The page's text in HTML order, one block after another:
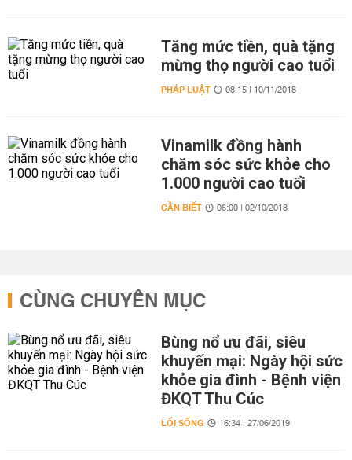
Tăng mức tiền, quà tặng
mừng thọ người cao tuổi
PHÁP LUẬT 08:15 | 10/11/2018
Vinamilk đồng hành
chăm sóc sức khỏe cho
1.000 người cao tuổi
CẦN BIẾT 06:00 | 02/10/2018
CÙNG CHUYÊN MỤC
Bùng nổ ưu đãi, siêu
khuyến mại: Ngày hội sức
khỏe gia đình - Bệnh viện
ĐKQT Thu Cúc
LỐI SỐNG 16:34 | 27/06/2019